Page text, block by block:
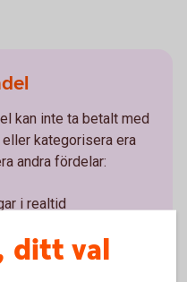
kan inte ta betalt med
kategorisera era
andra fördelar:
i realtid
fördela arbetspass
ditt val